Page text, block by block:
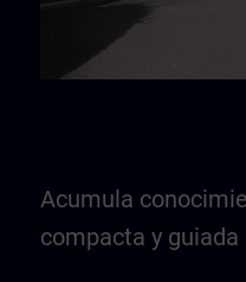
Acumula
compacta y guiada